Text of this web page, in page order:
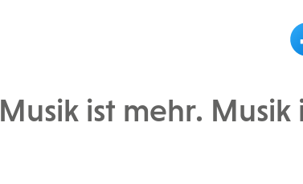
Musik ist mehr. Musik